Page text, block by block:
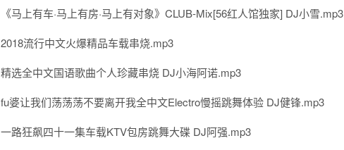
《马上有车·马上有房·马上有对象》CLUB-Mix[56红人馆独家] DJ小雪.mp3
2018流行中文火爆精品车载串烧.mp3
精选全中文国语歌曲个人珍藏串烧 DJ小海阿诺.mp3
fu婆让我们荡荡荡不要离开我全中文Electro慢摇跳舞体验 DJ健锋.mp3
一路狂飙四十一集车载KTV包房跳舞大碟 DJ阿强.mp3